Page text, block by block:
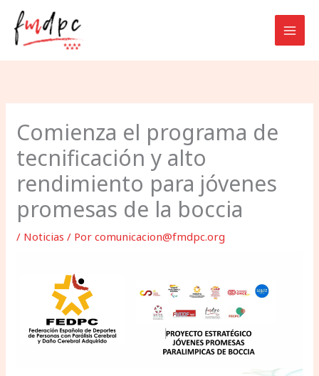
contenido
Comienza el programa de
tecnificación y alto
rendimiento para jóvenes
promesas de la boccia
/ Noticias / Porcomunicacion@fmdpc.org